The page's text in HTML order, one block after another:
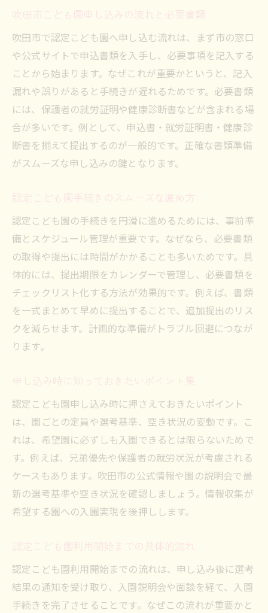
吹田市こども園申し込みの流れと必要書類
吹田市で認定こども園へ申し込む流れは、まず市の窓口
や公式サイトで申込書類を入手し、必要事項を記入する
ことから始まります。なぜこれが重要かというと、記入
漏れや誤りがあると手続きが遅れるためです。必要書類
には、保護者の就労証明や健康診断書などが含まれる場
合が多いです。例として、申込書・就労証明書・健康診
断書を揃えて提出するのが一般的です。正確な書類準備
がスムーズな申し込みの鍵となります。
認定こども園手続きのスムーズな進め方
認定こども園の手続きを円滑に進めるためには、事前準
備とスケジュール管理が重要です。なぜなら、必要書類
の取得や提出には時間がかかることも多いためです。具
体的には、提出期限をカレンダーで管理し、必要書類を
チェックリスト化する方法が効果的です。例えば、書類
を一式まとめて早めに提出することで、追加提出のリス
クを減らせます。計画的な準備がトラブル回避につなが
ります。
申し込み時に知っておきたいポイント集
認定こども園申し込み時に押さえておきたいポイント
は、園ごとの定員や選考基準、空き状況の変動です。こ
れは、希望園に必ずしも入園できるとは限らないためで
す。例えば、兄弟優先や保護者の就労状況が考慮される
ケースもあります。吹田市の公式情報や園の説明会で最
新の選考基準や空き状況を確認しましょう。情報収集が
希望する園への入園実現を後押しします。
認定こども園利用開始までの具体的流れ
認定こども園利用開始までの流れは、申し込み後に選考
結果の通知を受け取り、入園説明会や面談を経て、入園
手続きを完了させることです。なぜこの流れが重要かと